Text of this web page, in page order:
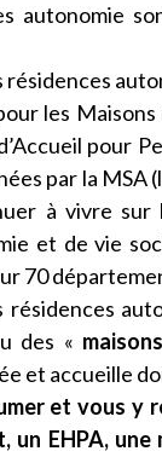
autonomie
résidences
les
pour
par la MSA
à vivre sur
et de vie
70
résidences
des «
et accueille
et vous y
un EHPA,